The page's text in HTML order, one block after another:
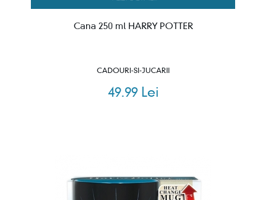
Cana 250 ml HARRY POTTER
CADOURI-SI-JUCARII
49.99 Lei